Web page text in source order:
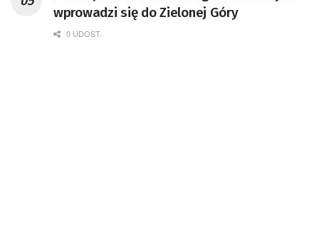
wprowadzi się do Zielonej Góry
0 UDOST.